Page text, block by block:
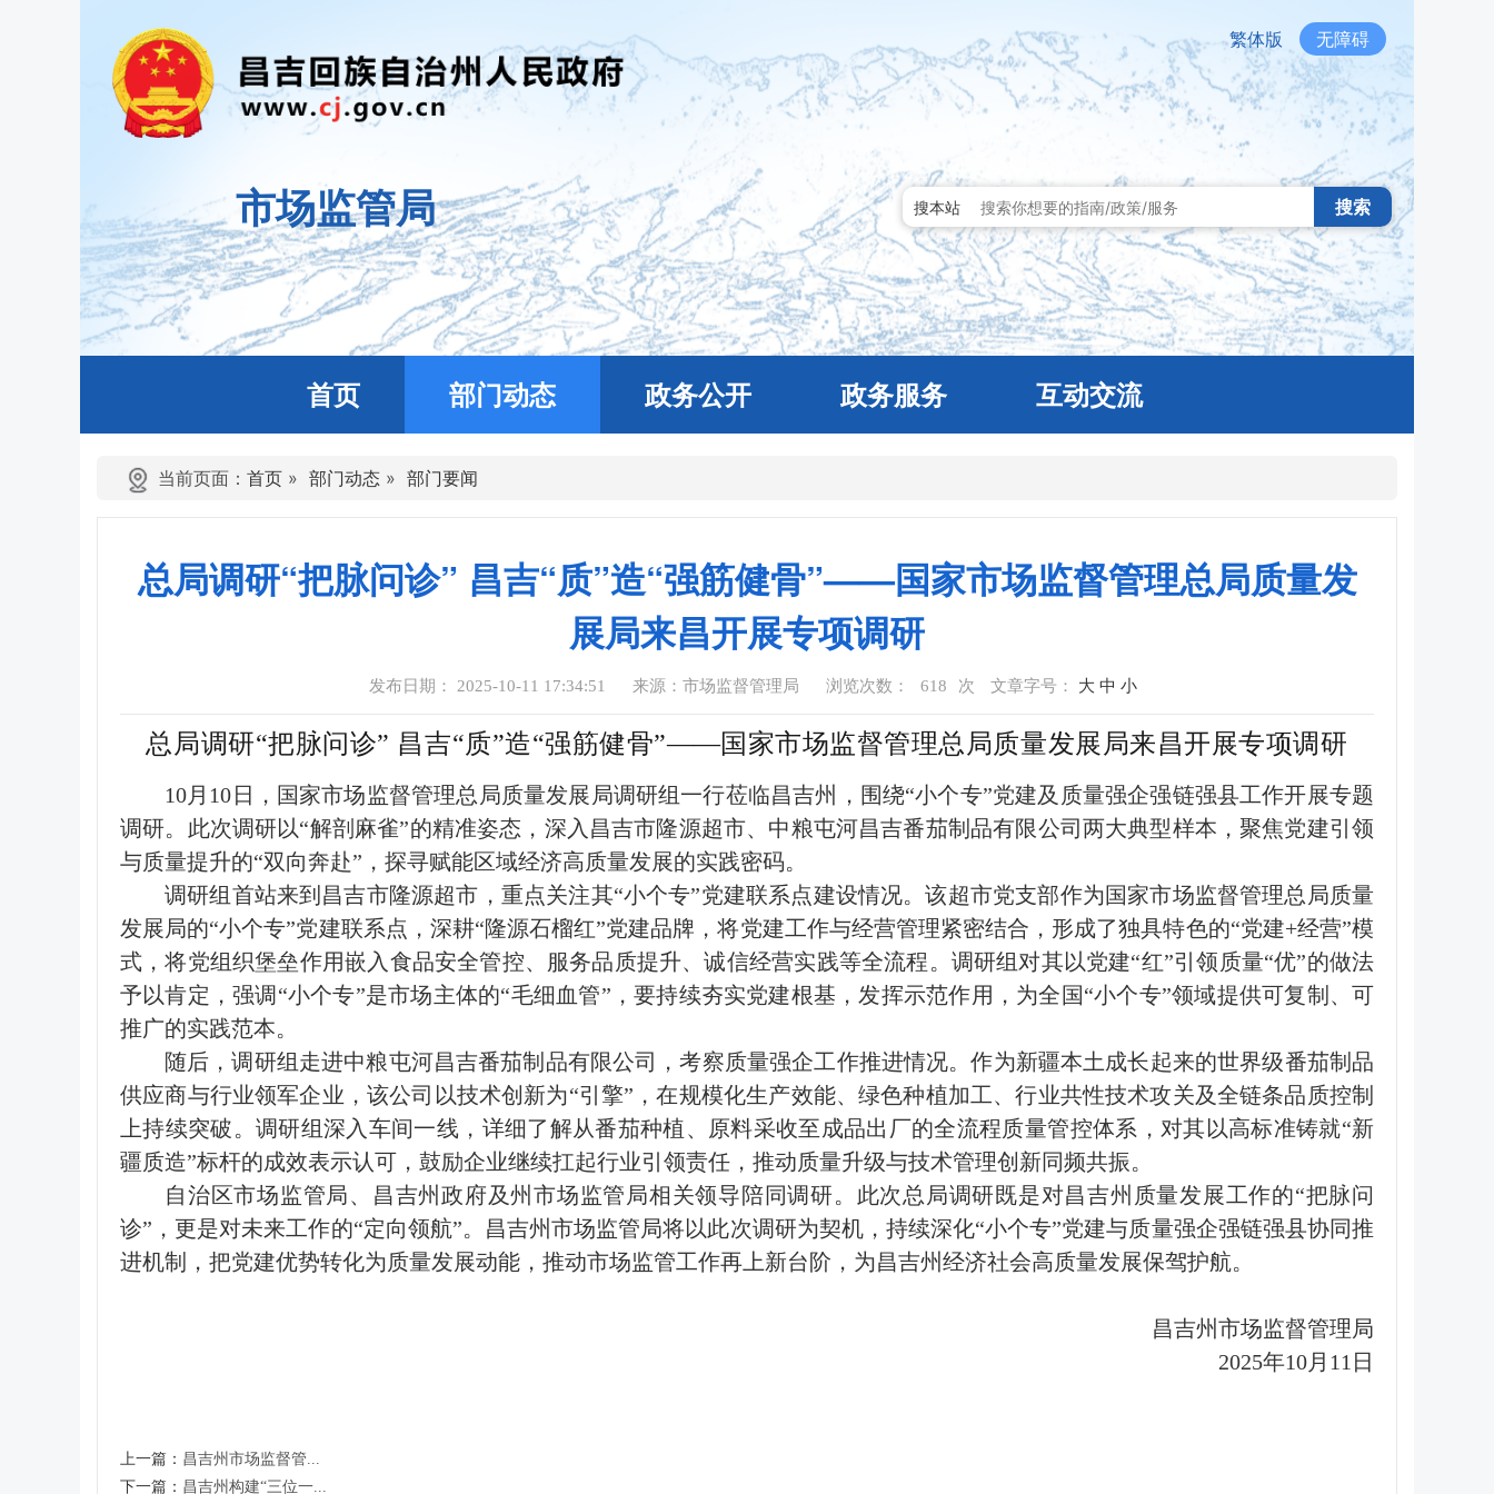
繁体版 无障碍
市场监管局 搜本站 搜索
首页 部门动态 政务公开 政务服务 互动交流
当前页面： 首页 » 部门动态 » 部门要闻
总局调研“把脉问诊” 昌吉“质”造“强筋健骨”——国家市场监督管理总局质量发
展局来昌开展专项调研
发布日期： 2025-10-11 17:34:51 来源：市场监督管理局 浏览次数： 618 次 文章字号： 大 中 小
总局调研“把脉问诊” 昌吉“质”造“强筋健骨”——国家市场监督管理总局质量发展局来昌开展专项调研
10月10日，国家市场监督管理总局质量发展局调研组一行莅临昌吉州，围绕“小个专”党建及质量强企强链强县工作开展专题
调研。此次调研以“解剖麻雀”的精准姿态，深入昌吉市隆源超市、中粮屯河昌吉番茄制品有限公司两大典型样本，聚焦党建引领
与质量提升的“双向奔赴”，探寻赋能区域经济高质量发展的实践密码。
调研组首站来到昌吉市隆源超市，重点关注其“小个专”党建联系点建设情况。该超市党支部作为国家市场监督管理总局质量
发展局的“小个专”党建联系点，深耕“隆源石榴红”党建品牌，将党建工作与经营管理紧密结合，形成了独具特色的“党建+经营”模
式，将党组织堡垒作用嵌入食品安全管控、服务品质提升、诚信经营实践等全流程。调研组对其以党建“红”引领质量“优”的做法
予以肯定，强调“小个专”是市场主体的“毛细血管”，要持续夯实党建根基，发挥示范作用，为全国“小个专”领域提供可复制、可
推广的实践范本。
随后，调研组走进中粮屯河昌吉番茄制品有限公司，考察质量强企工作推进情况。作为新疆本土成长起来的世界级番茄制品
供应商与行业领军企业，该公司以技术创新为“引擎”，在规模化生产效能、绿色种植加工、行业共性技术攻关及全链条品质控制
上持续突破。调研组深入车间一线，详细了解从番茄种植、原料采收至成品出厂的全流程质量管控体系，对其以高标准铸就“新
疆质造”标杆的成效表示认可，鼓励企业继续扛起行业引领责任，推动质量升级与技术管理创新同频共振。
自治区市场监管局、昌吉州政府及州市场监管局相关领导陪同调研。此次总局调研既是对昌吉州质量发展工作的“把脉问
诊”，更是对未来工作的“定向领航”。昌吉州市场监管局将以此次调研为契机，持续深化“小个专”党建与质量强企强链强县协同推
进机制，把党建优势转化为质量发展动能，推动市场监管工作再上新台阶，为昌吉州经济社会高质量发展保驾护航。
昌吉州市场监督管理局
2025年10月11日
上一篇： ​昌吉州市场监督管...
下一篇： 昌吉州构建“三位一...